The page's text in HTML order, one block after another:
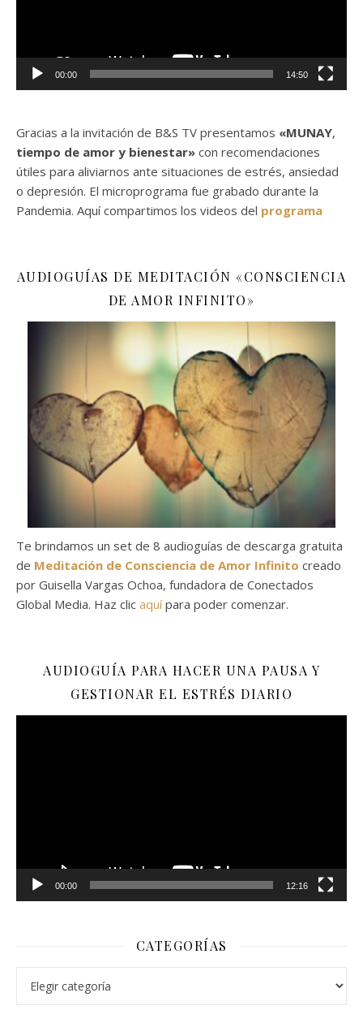
00:00 14:50
Gracias a la invitación de B&S TV presentamos «MUNAY,
tiempo de amor y bienestar» con recomendaciones
útiles para aliviarnos ante situaciones de estrés, ansiedad
o depresión. El microprograma fue grabado durante la
Pandemia. Aquí compartimos los videos del programa
AUDIOGUÍAS DE MEDITACIÓN «CONSCIENCIA
DE AMOR INFINITO»
Te brindamos un set de 8 audioguías de descarga gratuita
de Meditación de Consciencia de Amor Infinito creado
por Guisella Vargas Ochoa, fundadora de Conectados
Global Media. Haz clic aquípara poder comenzar.
AUDIOGUÍA PARA HACER UNA PAUSA Y
GESTIONAR EL ESTRÉS DIARIO
00:00 12:16
CATEGORÍAS